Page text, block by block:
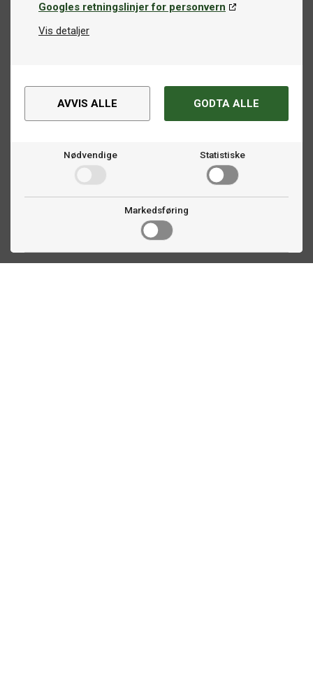
Googles retningslinjer for personvern
Vis detaljer
AVVIS ALLE GODTA ALLE
Nødvendige Statistiske
Markedsføring